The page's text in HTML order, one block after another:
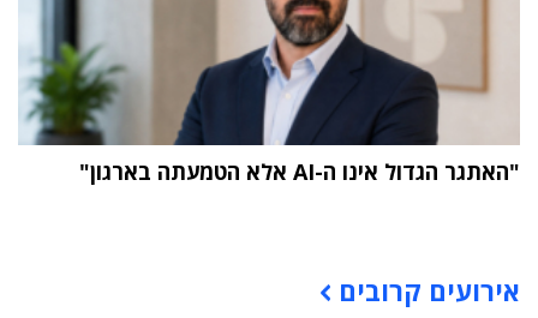
"האתגר הגדול אינו ה-AI אלא הטמעתה בארגון"
אירועים קרובים